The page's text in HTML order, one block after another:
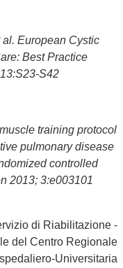
European Cystic
Best Practice
S42
training protocol
pulmonary disease
controlled
2013; 3:e003101
di Riabilitazione -
del Centro Regionale
Universitaria